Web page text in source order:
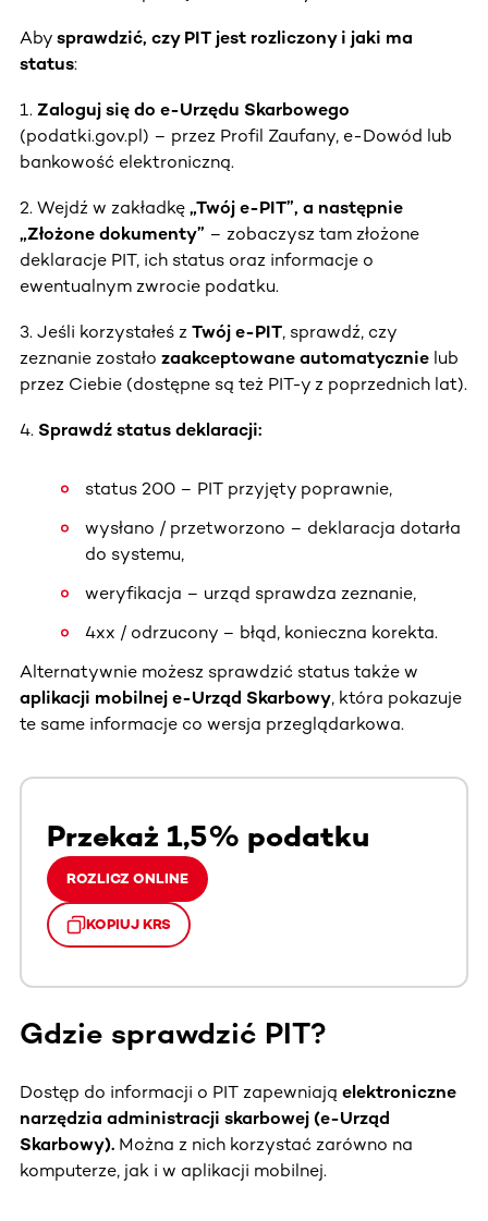
Aby sprawdzić, czy PIT jest rozliczony i jaki ma
status:
1. Zaloguj się do e-Urzędu Skarbowego
(podatki.gov.pl) – przez Profil Zaufany, e-Dowód lub
bankowość elektroniczną.
2. Wejdź w zakładkę „Twój e-PIT”, a następnie
„Złożone dokumenty” – zobaczysz tam złożone
deklaracje PIT, ich status oraz informacje o
ewentualnym zwrocie podatku.
3. Jeśli korzystałeś z Twój e-PIT, sprawdź, czy
zeznanie zostało zaakceptowane automatycznie lub
przez Ciebie (dostępne są też PIT-y z poprzednich lat).
4. Sprawdź status deklaracji:
status 200 – PIT przyjęty poprawnie,
wysłano / przetworzono – deklaracja dotarła
do systemu,
weryfikacja – urząd sprawdza zeznanie,
4xx / odrzucony – błąd, konieczna korekta.
Alternatywnie możesz sprawdzić status także w
aplikacji mobilnej e-Urząd Skarbowy, która pokazuje
te same informacje co wersja przeglądarkowa.
Przekaż 1,5% podatku
ROZLICZ ONLINE
KOPIUJ KRS
Gdzie sprawdzić PIT?
Dostęp do informacji o PIT zapewniają elektroniczne
narzędzia administracji skarbowej (e-Urząd
Skarbowy). Można z nich korzystać zarówno na
komputerze, jak i w aplikacji mobilnej.